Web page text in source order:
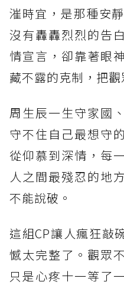
漼時宜，是那種安
沒有轟轟烈烈的告
情宣言，卻靠著眼
藏不露的克制，把
周生辰一生守家國
守不住自己最想守
從仰慕到深情，每
人之間最殘忍的地
不能說破。
這組CP讓人瘋狂敲
憾太完整了。觀眾
只是心疼十一等了